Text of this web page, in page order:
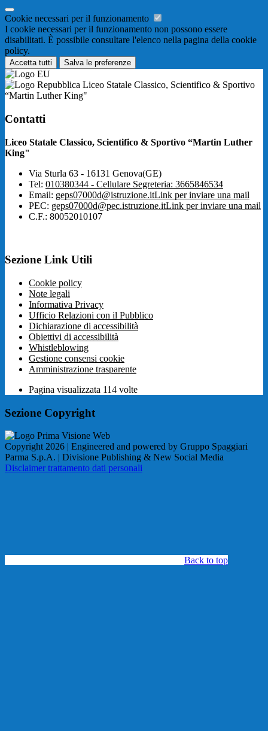
Cookie necessari per il funzionamento
I cookie necessari per il funzionamento non possono essere
disabilitati. È possibile consultare l'elenco nella pagina della cookie
policy.
Accetta tutti Salva le preferenze
Liceo Statale Classico, Scientifico & Sportivo
“Martin Luther King"
Contatti
Liceo Statale Classico, Scientifico & Sportivo “Martin Luther
King"
Via Sturla 63 - 16131 Genova(GE)
Tel: 010380344 - Cellulare Segreteria: 3665846534
Email: geps07000d@istruzione.itLink per inviare una mail
PEC: geps07000d@pec.istruzione.itLink per inviare una mail
C.F.: 80052010107
Sezione Link Utili
Cookie policy
Note legali
Informativa Privacy
Ufficio Relazioni con il Pubblico
Dichiarazione di accessibilità
Obiettivi di accessibilità
Whistleblowing
Gestione consensi cookie
Amministrazione trasparente
Pagina visualizzata 114 volte
Sezione Copyright
Copyright 2026 | Engineered and powered by Gruppo Spaggiari
Parma S.p.A. | Divisione Publishing & New Social Media
Disclaimer trattamento dati personali
Back to top